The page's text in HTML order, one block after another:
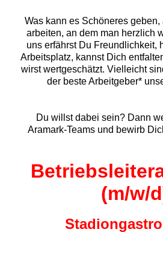
Was kann es Schöneres geben,
arbeiten, an dem man herzlich
uns erfährst Du Freundlichkeit,
Arbeitsplatz, kannst Dich
wirst wertgeschätzt. Vielleicht
der beste Arbeitgeber*
Du willst dabei sein? Dann
Aramark-Teams und bewirb
(m/w/